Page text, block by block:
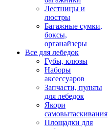
Лестницы и
люстры
Багажные сумки,
боксы,
органайзеры
Все для лебедок
Губы, клюзы
Наборы
аксессуаров
Запчасти, пульты
для лебедок
Якори
самовытаскивания
Площадки для